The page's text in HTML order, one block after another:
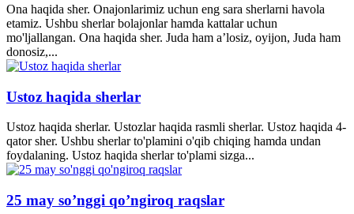
Ona haqida sher. Onajonlarimiz uchun eng sara sherlarni havola
etamiz. Ushbu sherlar bolajonlar hamda kattalar uchun
mo'ljallangan. Ona haqida sher. Juda ham a’losiz, oyijon, Juda ham
donosiz,...
Ustoz haqida sherlar
Ustoz haqida sherlar. Ustozlar haqida rasmli sherlar. Ustoz haqida 4-
qator sher. Ushbu sherlar to'plamini o'qib chiqing hamda undan
foydalaning. Ustoz haqida sherlar to'plami sizga...
25 may so’nggi qo’ngiroq raqslar